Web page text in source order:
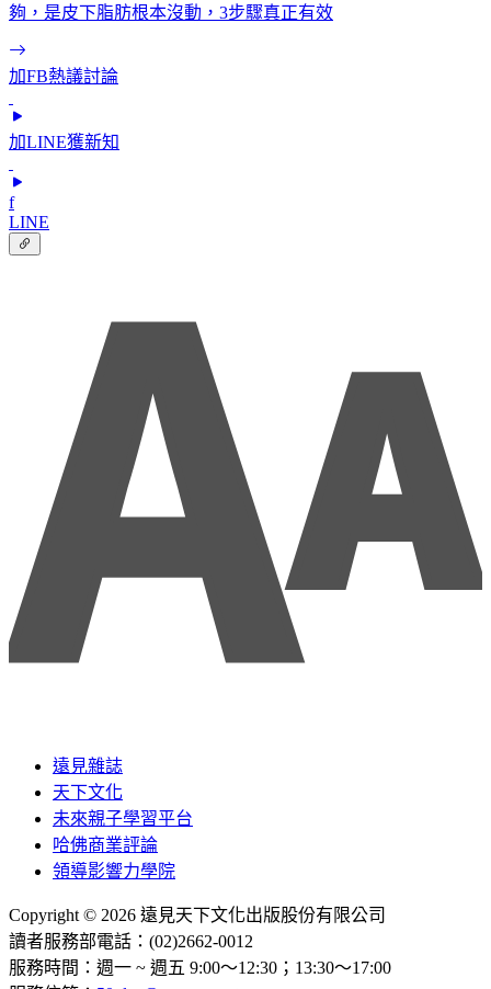
夠，是皮下脂肪根本沒動，3步驟真正有效
加FB熱議討論
加LINE獲新知
f
LINE
遠見雜誌
天下文化
未來親子學習平台
哈佛商業評論
領導影響力學院
Copyright © 2026 遠見天下文化出版股份有限公司
讀者服務部電話：(02)2662-0012
服務時間：週一 ~ 週五 9:00～12:30；13:30～17:00